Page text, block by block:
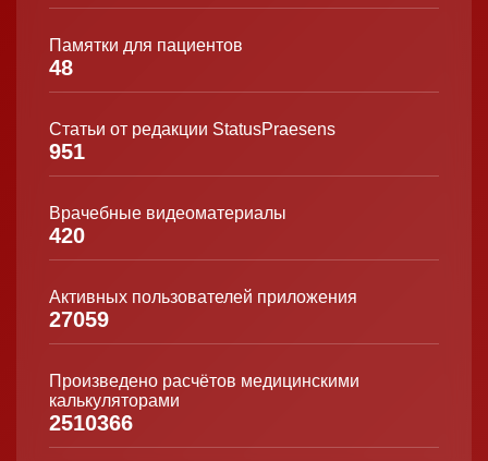
Памятки для пациентов
48
Статьи от редакции StatusPraesens
951
Врачебные видеоматериалы
420
Активных пользователей приложения
27059
Произведено расчётов медицинскими
калькуляторами
2510366